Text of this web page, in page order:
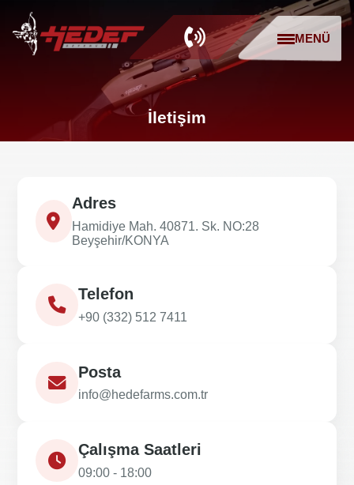
MENÜ
İletişim
Adres
Hamidiye Mah. 40871. Sk. NO:28
Beyşehir/KONYA
Telefon
+90 (332) 512 7411
Posta
info@hedefarms.com.tr
Çalışma Saatleri
09:00 - 18:00